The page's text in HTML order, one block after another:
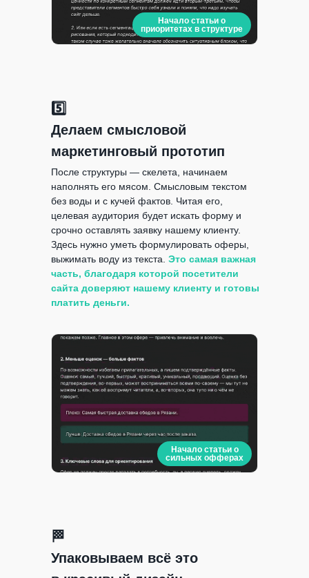
Начало статьи о
приоритетах в структуре
5️⃣
Делаем смысловой
маркетинговый прототип
После структуры — скелета, начинаем
наполнять его мясом. Смысловым текстом
без воды и с кучей фактов. Читая его,
целевая аудитория будет искать форму и
срочно оставлять заявку нашему клиенту.
Здесь нужно уметь формулировать оферы,
выжимать воду из текста. Это самая важная
часть, благодаря которой посетители
сайта доверяют нашему клиенту и готовы
платить деньги.
Начало статьи о
сильных офферах
🏁
Упаковываем всё это